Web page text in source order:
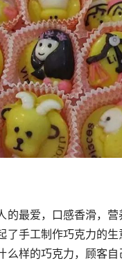
的最爱，口感香滑，
了手工制作巧克力的
么样的巧克力，顾客